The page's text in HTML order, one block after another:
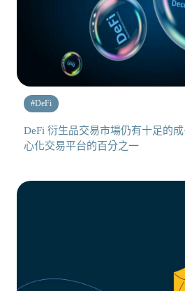
#DeFi
DeFi 衍生品交易市場仍有十足的
心化交易平台的百分之一